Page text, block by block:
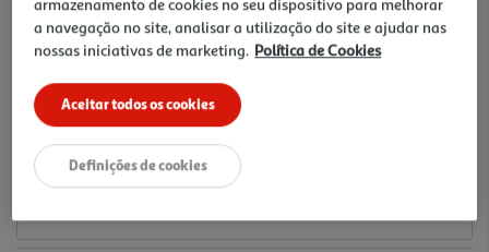
11,99 €
armazenamento de cookies no seu dispositivo para melhorar
a navegação no site, analisar a utilização do site e ajudar nas
nossas iniciativas de marketing. Política de Cookies
Aceitar todos os cookies
Definições de cookies